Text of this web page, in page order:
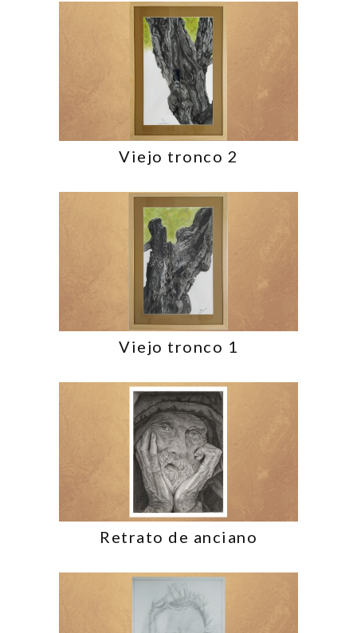
Viejo tronco 2
Viejo tronco 1
Retrato de anciano